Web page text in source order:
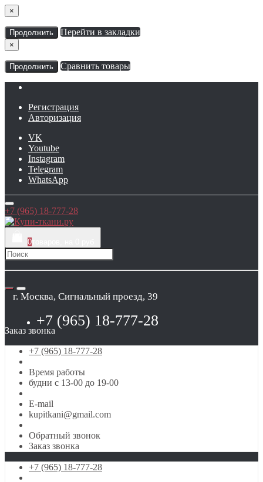
×
Продолжить Перейти в закладки
×
Продолжить Сравнить товары
Регистрация
Авторизация
VK
Youtube
Instagram
Telegram
WhatsApp
+7 (965) 18-777-28
0
г. Москва, Сигнальный проезд, 39
+7 (965) 18-777-28
Заказ звонка
+7 (965) 18-777-28
Время работы
будни с 13-00 до 19-00
E-mail
kupitkani@gmail.com
Обратный звонок
Заказ звонка
+7 (965) 18-777-28